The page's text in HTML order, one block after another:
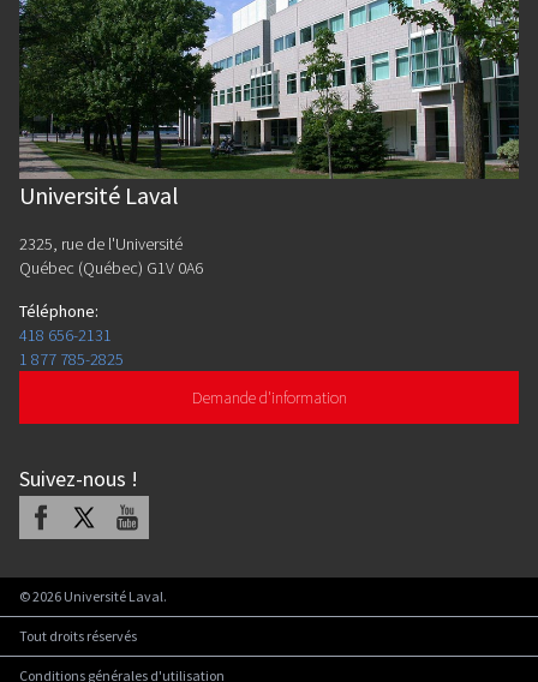
Université Laval
2325, rue de l'Université
Québec (Québec) G1V 0A6
Téléphone:
418 656-2131
1 877 785-2825
Demande d'information
Suivez-nous !
Facebook Youtube
©2026 Université Laval.
Tout droits réservés
Conditions générales d'utilisation